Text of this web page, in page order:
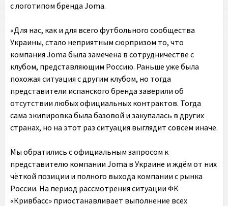
с логотипом бренда Joma.
«Для нас, как и для всего футбольного сообщества
Украины, стало неприятным сюрпризом то, что
компания Joma была замечена в сотрудничестве с
клубом, представляющим Россию. Раньше уже была
похожая ситуация с другим клубом, но тогда
представители испанского бренда заверили об
отсутствии любых официальных контрактов. Тогда
сама экипировка была базовой и закупалась в других
странах, но на этот раз ситуация выглядит совсем иначе.
Мы обратились с официальным запросом к
представителю компании Joma в Украине и ждём от них
чёткой позиции и полного выхода компании с рынка
России. На период рассмотрения ситуации ФК
«Кривбасс» приостанавливает выполнение всех